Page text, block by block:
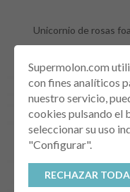
Unicornio de rosas
Supermolon.com
con fines analíticos
nuestro servicio,
cookies pulsando el
seleccionar su uso
"Configurar".
RECHAZAR